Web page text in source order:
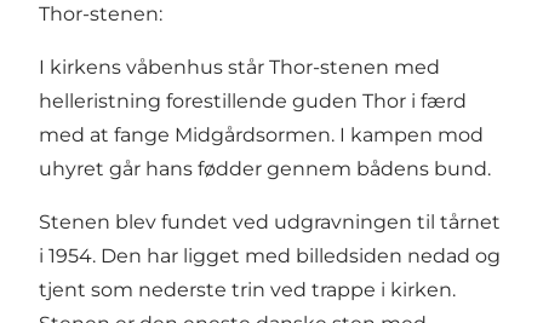
Thor-stenen:
I kirkens våbenhus står Thor-stenen med
helleristning forestillende guden Thor i færd
med at fange Midgårdsormen. I kampen mod
uhyret går hans fødder gennem bådens bund.
Stenen blev fundet ved udgravningen til tårnet
i 1954. Den har ligget med billedsiden nedad og
tjent som nederste trin ved trappe i kirken.